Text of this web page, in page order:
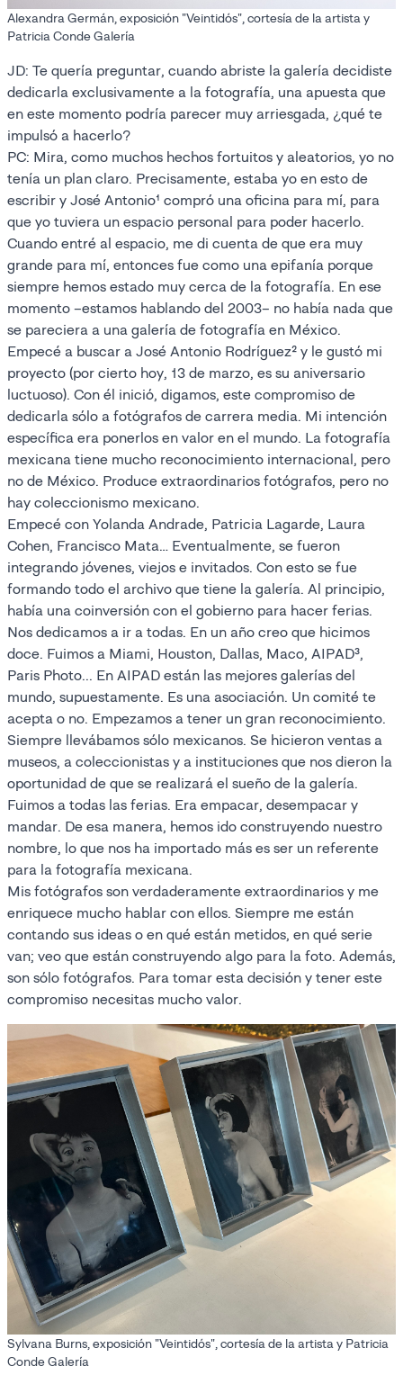
Alexandra Germán, exposición "Veintidós", cortesía de la artista y
Patricia Conde Galería
JD: Te quería preguntar, cuando abriste la galería decidiste
dedicarla exclusivamente a la fotografía, una apuesta que
en este momento podría parecer muy arriesgada, ¿qué te
impulsó a hacerlo?
PC: Mira, como muchos hechos fortuitos y aleatorios, yo no
tenía un plan claro. Precisamente, estaba yo en esto de
escribir y José Antonio¹ compró una oficina para mí, para
que yo tuviera un espacio personal para poder hacerlo.
Cuando entré al espacio, me di cuenta de que era muy
grande para mí, entonces fue como una epifanía porque
siempre hemos estado muy cerca de la fotografía. En ese
momento –estamos hablando del 2003– no había nada que
se pareciera a una galería de fotografía en México.
Empecé a buscar a José Antonio Rodríguez² y le gustó mi
proyecto (por cierto hoy, 13 de marzo, es su aniversario
luctuoso). Con él inició, digamos, este compromiso de
dedicarla sólo a fotógrafos de carrera media. Mi intención
específica era ponerlos en valor en el mundo. La fotografía
mexicana tiene mucho reconocimiento internacional, pero
no de México. Produce extraordinarios fotógrafos, pero no
hay coleccionismo mexicano.
Empecé con Yolanda Andrade, Patricia Lagarde, Laura
Cohen, Francisco Mata… Eventualmente, se fueron
integrando jóvenes, viejos e invitados. Con esto se fue
formando todo el archivo que tiene la galería. Al principio,
había una coinversión con el gobierno para hacer ferias.
Nos dedicamos a ir a todas. En un año creo que hicimos
doce. Fuimos a Miami, Houston, Dallas, Maco, AIPAD³,
Paris Photo... En AIPAD están las mejores galerías del
mundo, supuestamente. Es una asociación. Un comité te
acepta o no. Empezamos a tener un gran reconocimiento.
Siempre llevábamos sólo mexicanos. Se hicieron ventas a
museos, a coleccionistas y a instituciones que nos dieron la
oportunidad de que se realizará el sueño de la galería.
Fuimos a todas las ferias. Era empacar, desempacar y
mandar. De esa manera, hemos ido construyendo nuestro
nombre, lo que nos ha importado más es ser un referente
para la fotografía mexicana.
Mis fotógrafos son verdaderamente extraordinarios y me
enriquece mucho hablar con ellos. Siempre me están
contando sus ideas o en qué están metidos, en qué serie
van; veo que están construyendo algo para la foto. Además,
son sólo fotógrafos. Para tomar esta decisión y tener este
compromiso necesitas mucho valor.
Sylvana Burns, exposición "Veintidós", cortesía de la artista y Patricia
Conde Galería